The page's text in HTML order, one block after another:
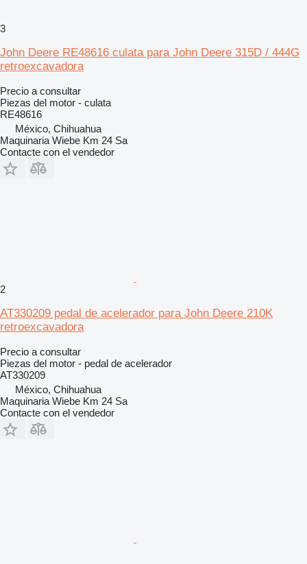
3
John Deere RE48616 culata para John Deere 315D / 444G
retroexcavadora
Precio a consultar
Piezas del motor - culata
RE48616
México, Chihuahua
Maquinaria Wiebe Km 24 Sa
Contacte con el vendedor
2
AT330209 pedal de acelerador para John Deere 210K
retroexcavadora
Precio a consultar
Piezas del motor - pedal de acelerador
AT330209
México, Chihuahua
Maquinaria Wiebe Km 24 Sa
Contacte con el vendedor